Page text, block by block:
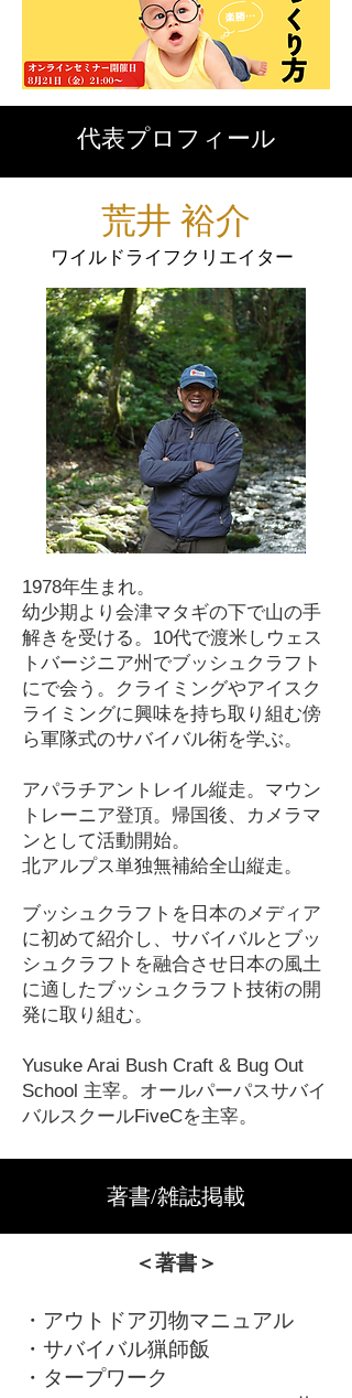
​代表プロフィール
​荒井 裕介
​ワイルドライフクリエイター
1978年生まれ。
幼少期より会津マタギの下で山の手
解きを受ける。 10代で渡米しウェス
トバージニア州でブッシュクラフト
にで会う。クライミングやアイスク
ライミングに興味を持ち取り組む傍
ら軍隊式のサバイバル術を学ぶ。
アパラチアントレイル縦走。マウン
トレーニア登頂。帰国後、カメラマ
ンとして活動開始。
北アルプス単独無補給全山縦走。
ブッシュクラフトを日本のメディア
に初めて紹介し、サバイバルとブッ
シュクラフトを融合させ日本の風土
に適したブッシュクラフト技術の開
発に取り組む。
Yusuke Arai Bush Craft & Bug Out
School 主宰。オールパーパスサバイ
バルスクールFiveCを主宰。
著書/雑誌掲載
​＜著書＞
・アウトドア刃物マニュアル
・サバイバル猟師飯
・タープワーク